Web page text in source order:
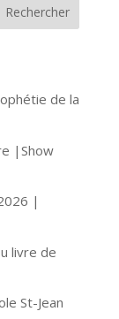
de la
|Show
|
livre de
St-Jean